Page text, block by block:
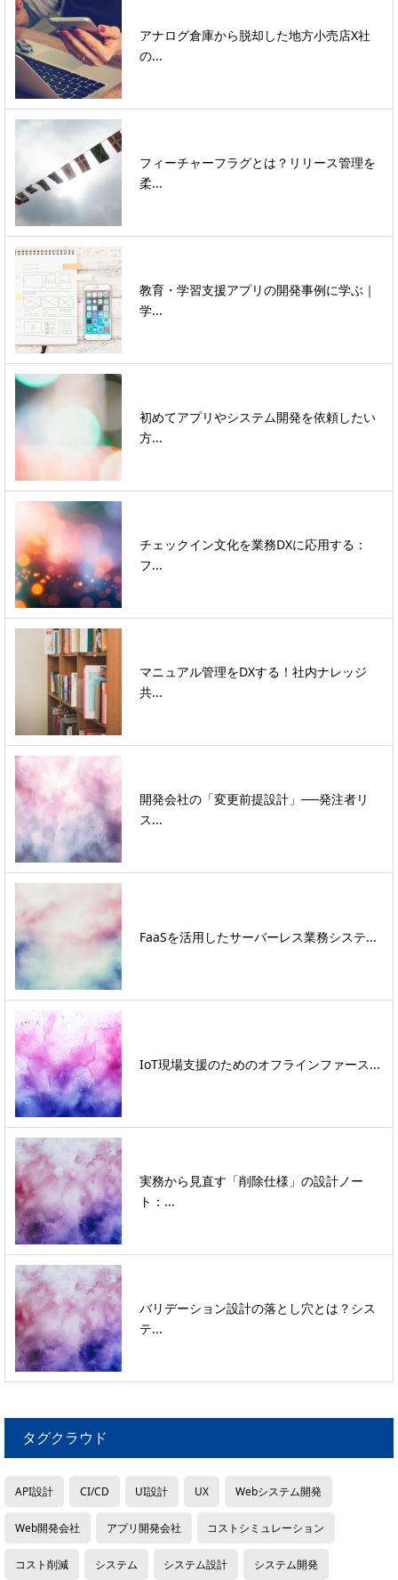
アナログ倉庫から脱却した地方小売店X社
の...
フィーチャーフラグとは？リリース管理を
柔...
教育・学習支援アプリの開発事例に学ぶ｜
学...
初めてアプリやシステム開発を依頼したい
方...
チェックイン文化を業務DXに応用する：
フ...
マニュアル管理をDXする！社内ナレッジ
共...
開発会社の「変更前提設計」──発注者リ
ス...
FaaSを活用したサーバーレス業務システ...
IoT現場支援のためのオフラインファース...
実務から見直す「削除仕様」の設計ノー
ト：...
バリデーション設計の落とし穴とは？シス
テ...
タグクラウド
API設計 CI/CD UI設計 UX Webシステム開発
Web開発会社 アプリ開発会社 コストシミュレーション
コスト削減 システム システム設計 システム開発